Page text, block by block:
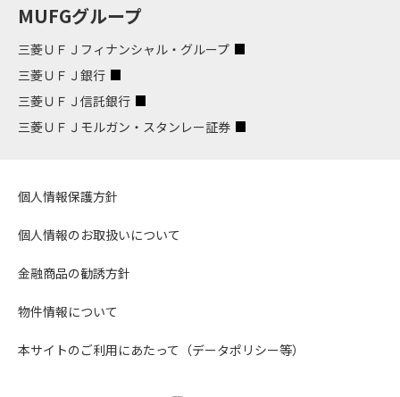
MUFGグループ
三菱ＵＦＪフィナンシャル・グループ
三菱ＵＦＪ銀行
三菱ＵＦＪ信託銀行
三菱ＵＦＪモルガン・スタンレー証券
個人情報保護方針
個人情報のお取扱いについて
金融商品の勧誘方針
物件情報について
本サイトのご利用にあたって（データポリシー等）